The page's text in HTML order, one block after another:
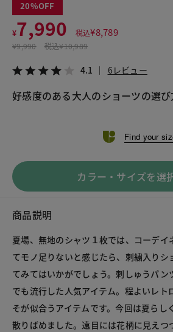
20
¥7,990 税込¥8,789
¥9,990 税込¥10,989
4.1 6レビュー
好感度のある大人のショーツの選び
Find your
カラー・サイズを選
商品説明
夏場、無地のシャツ１枚では、コーデイ
てモノ足りないと感じたら、刺繍入り
てみてはいかがでしょう。刺しゅうパン
でも流行した人気アイテム。程よいレト
そが似合うアイテムです。今回は夏らし
散りばめました。遠目には花柄に見えつ
LINE X